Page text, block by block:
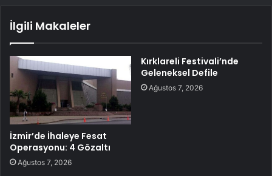
İlgili Makaleler
İzmir’de İhaleye Fesat
Operasyonu: 4 Gözaltı
Ağustos 7, 2026
Kırklareli Festivali’nde
Geleneksel Defile
Ağustos 7, 2026